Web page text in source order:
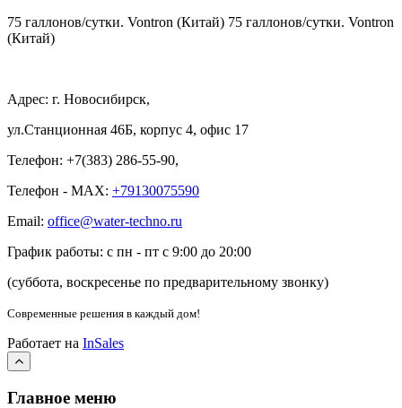
75 галлонов/сутки. Vontron (Китай) 75 галлонов/сутки. Vontron
(Китай)
Адрес: г. Новосибирск,
ул.Станционная 46Б, корпус 4, офис 17
Телефон: +7(383) 286-55-90,
Телефон - MAX: +79130075590
Email: office@water-techno.ru
График работы: с пн - пт с 9:00 до 20:00
(суббота, воскресенье по предварительному звонку)
Современные решения в каждый дом!
Работает на InSales
Главное меню